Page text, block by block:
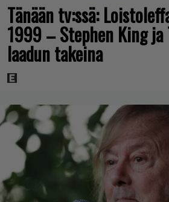
Tänään tv:ssä:
1999 – Stephen King ja
laadun takeina